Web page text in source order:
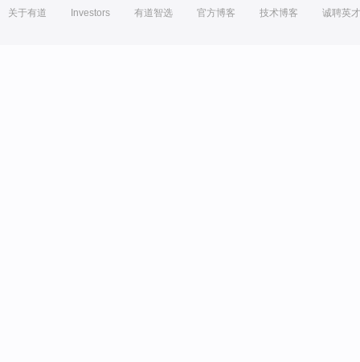
关于有道 Investors 有道智选 官方博客 技术博客 诚聘英才